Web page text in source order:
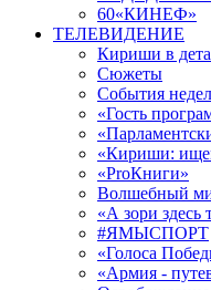
60«КИНЕФ»
ТЕЛЕВИДЕНИЕ
Кириши в
Сюжеты
События
«Гость
«Кириши:
«ProКниги»
Волшебный
«А зори здесь
#ЯМЫСПОРТ
«Голоса
«Армия -